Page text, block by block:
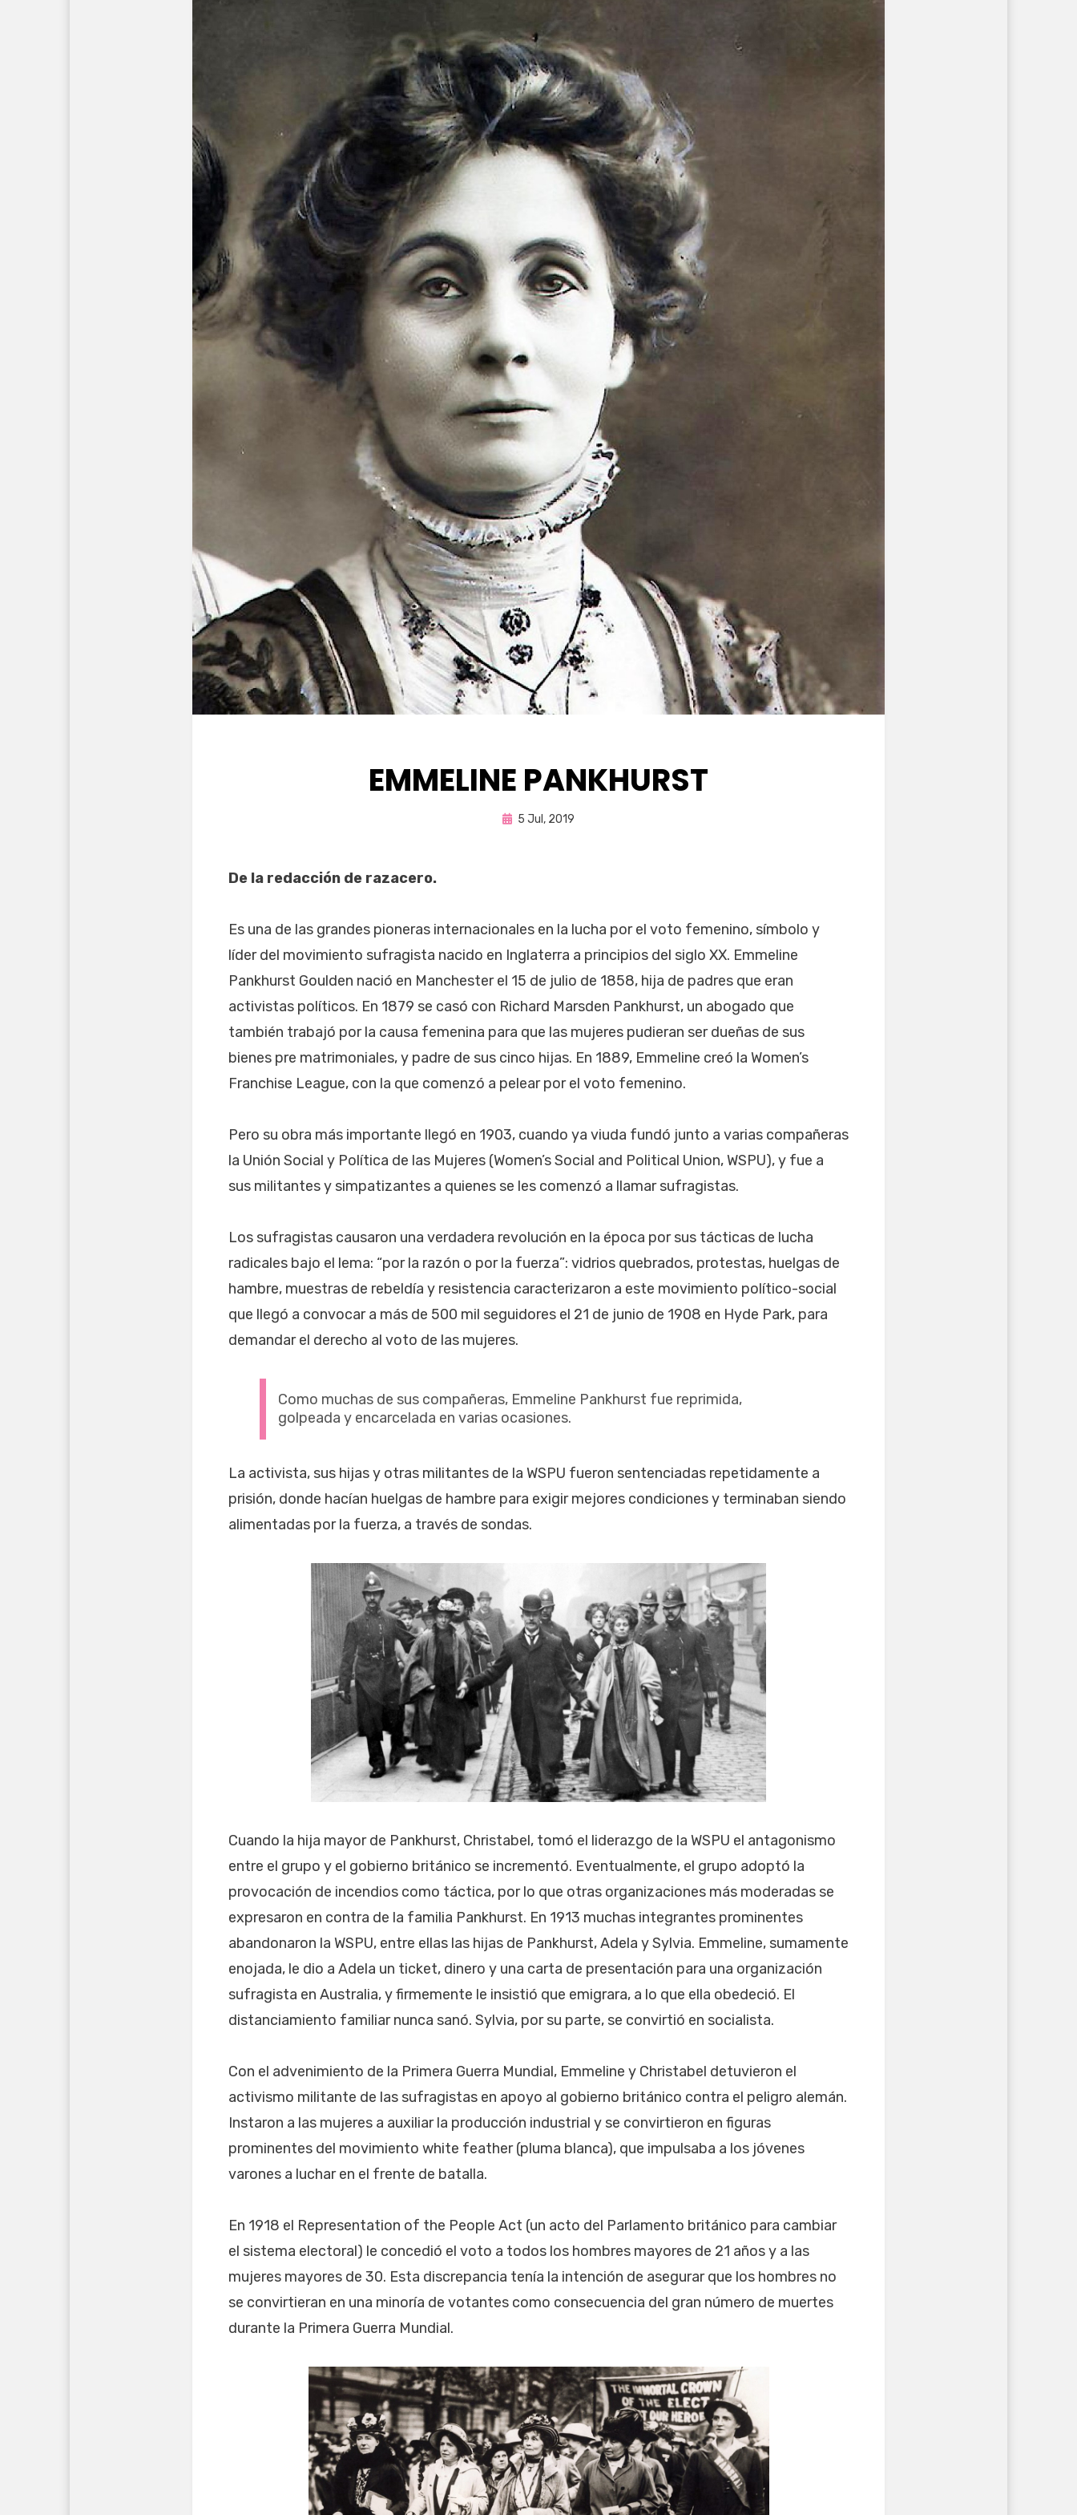
EMMELINE PANKHURST
porEnrique
Publicada
5 Jul, 2019
De la redacción de razacero.
Es una de las grandes pioneras internacionales en la lucha por el voto femenino, símbolo y
líder del movimiento sufragista nacido en Inglaterra a principios del siglo XX. Emmeline
Pankhurst Goulden nació en Manchester el 15 de julio de 1858, hija de padres que eran
activistas políticos. En 1879 se casó con Richard Marsden Pankhurst, un abogado que
también trabajó por la causa femenina para que las mujeres pudieran ser dueñas de sus
bienes pre matrimoniales, y padre de sus cinco hijas. En 1889, Emmeline creó la Women’s
Franchise League, con la que comenzó a pelear por el voto femenino.
Pero su obra más importante llegó en 1903, cuando ya viuda fundó junto a varias compañeras
la Unión Social y Política de las Mujeres (Women’s Social and Political Union, WSPU), y fue a
sus militantes y simpatizantes a quienes se les comenzó a llamar sufragistas.
Los sufragistas causaron una verdadera revolución en la época por sus tácticas de lucha
radicales bajo el lema: “por la razón o por la fuerza”: vidrios quebrados, protestas, huelgas de
hambre, muestras de rebeldía y resistencia caracterizaron a este movimiento político-social
que llegó a convocar a más de 500 mil seguidores el 21 de junio de 1908 en Hyde Park, para
demandar el derecho al voto de las mujeres.
Como muchas de sus compañeras, Emmeline Pankhurst fue reprimida,
golpeada y encarcelada en varias ocasiones.
La activista, sus hijas y otras militantes de la WSPU fueron sentenciadas repetidamente a
prisión, donde hacían huelgas de hambre para exigir mejores condiciones y terminaban siendo
alimentadas por la fuerza, a través de sondas.
Cuando la hija mayor de Pankhurst, Christabel, tomó el liderazgo de la WSPU el antagonismo
entre el grupo y el gobierno británico se incrementó. Eventualmente, el grupo adoptó la
provocación de incendios como táctica, por lo que otras organizaciones más moderadas se
expresaron en contra de la familia Pankhurst. En 1913 muchas integrantes prominentes
abandonaron la WSPU, entre ellas las hijas de Pankhurst, Adela y Sylvia. Emmeline, sumamente
enojada, le dio a Adela un ticket, dinero y una carta de presentación para una organización
sufragista en Australia, y firmemente le insistió que emigrara, a lo que ella obedeció. El
distanciamiento familiar nunca sanó. Sylvia, por su parte, se convirtió en socialista.
Con el advenimiento de la Primera Guerra Mundial, Emmeline y Christabel detuvieron el
activismo militante de las sufragistas en apoyo al gobierno británico contra el peligro alemán.
Instaron a las mujeres a auxiliar la producción industrial y se convirtieron en figuras
prominentes del movimiento white feather (pluma blanca), que impulsaba a los jóvenes
varones a luchar en el frente de batalla.
En 1918 el Representation of the People Act (un acto del Parlamento británico para cambiar
el sistema electoral) le concedió el voto a todos los hombres mayores de 21 años y a las
mujeres mayores de 30. Esta discrepancia tenía la intención de asegurar que los hombres no
se convirtieran en una minoría de votantes como consecuencia del gran número de muertes
durante la Primera Guerra Mundial.